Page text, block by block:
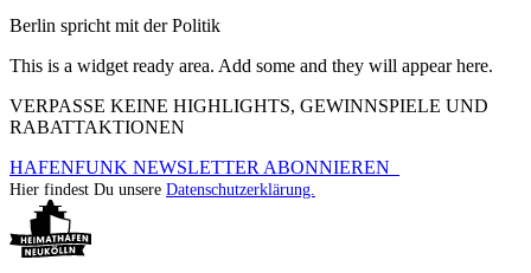
Berlin spricht mit der Politik
This is a widget ready area. Add some and they will appear here.
VERPASSE KEINE HIGHLIGHTS, GEWINNSPIELE UND
RABATTAKTIONEN
HAFENFUNK NEWSLETTER ABONNIEREN
Hier findest Du unsere Datenschutzerklärung.